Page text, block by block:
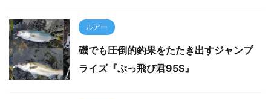
ルアー
磯でも圧倒的釣果をたたき出すジャンプ
ライズ『ぶっ飛び君95S』